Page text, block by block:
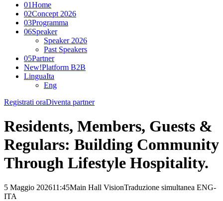
01Home
02Concept 2026
03Programma
06Speaker
Speaker 2026
Past Speakers
05Partner
New!Platform B2B
LinguaIta
Eng
Registrati oraDiventa partner
Residents, Members, Guests &
Regulars: Building Community
Through Lifestyle Hospitality.
5 Maggio 202611:45Main Hall VisionTraduzione simultanea ENG-
ITA